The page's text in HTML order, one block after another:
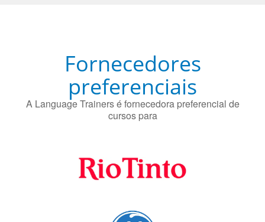
Fornecedores
A Language Trainers é fornecedora preferencial de
cursos para